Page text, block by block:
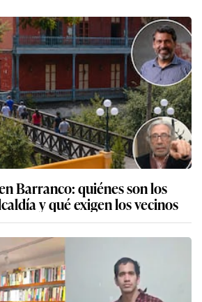
Barranco: quiénes son los
y qué exigen los vecinos